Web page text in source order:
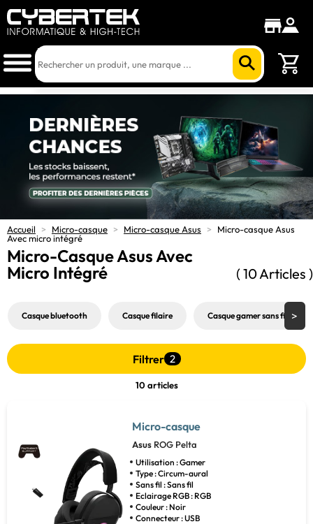
Accueil > Micro-casque > Micro-casque Asus >
Micro-casque Asus
Avec micro intégré
Micro-Casque Asus Avec
Micro Intégré
( 10 Articles )
Casque bluetooth Casque filaire Casque gamer sans fil
Filtrer 2
10 articles
Micro-casque
Asus ROG Pelta
Utilisation : Gamer
Type : Circum-aural
Sans fil : Sans fil
Eclairage RGB : RGB
Couleur : Noir
Connecteur : USB